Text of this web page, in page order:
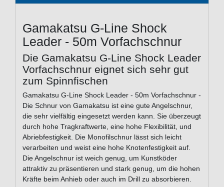
Gamakatsu G-Line Shock
Leader - 50m Vorfachschnur
Die Gamakatsu G-Line Shock Leader
Vorfachschnur eignet sich sehr gut
zum Spinnfischen
Gamakatsu G-Line Shock Leader - 50m Vorfachschnur -
Die Schnur von Gamakatsu ist eine gute Angelschnur,
die sehr vielfältig eingesetzt werden kann. Sie überzeugt
durch hohe Tragkraftwerte, eine hohe Flexibilität, und
Abriebfestigkeit. Die Monofilschnur lässt sich leicht
verarbeiten und weist eine hohe Knotenfestigkeit auf.
Die Angelschnur ist weich genug, um Kunstköder
attraktiv zu präsentieren und stark genug, um die hohen
Kräfte beim Anhieb oder auch im Drill zu absorbieren.